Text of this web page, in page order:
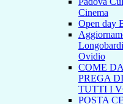
Cinema
Open day
Ovidio
COME
PREGA
TUTTI I
POSTA